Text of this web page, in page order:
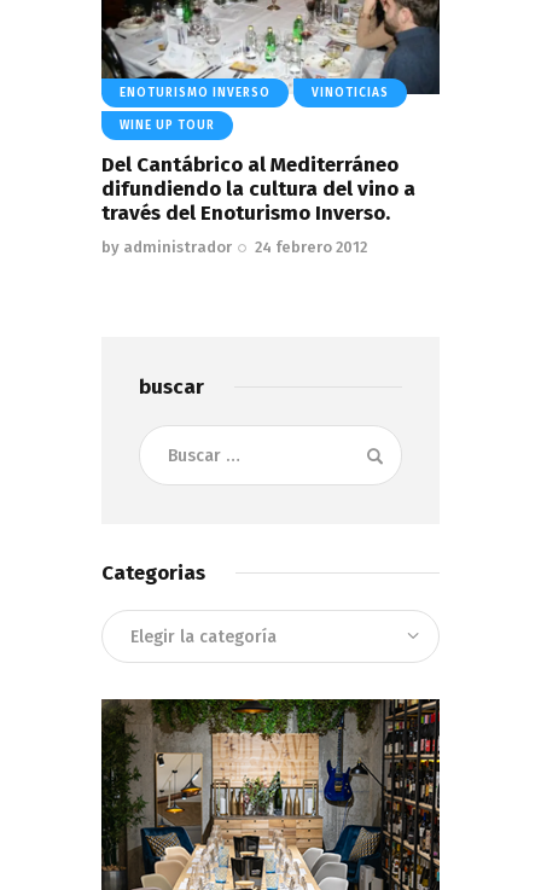
ENOTURISMO INVERSO VINOTICIAS
WINE UP TOUR
Del Cantábrico al Mediterráneo
difundiendo la cultura del vino a
través del Enoturismo Inverso.
by administrador 24 febrero 2012
buscar
Buscar:
Categorias
Categorias